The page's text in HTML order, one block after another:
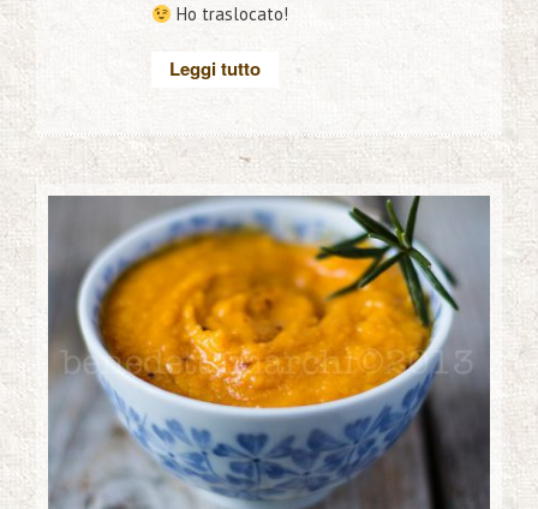
Ho traslocato!
Leggi tutto